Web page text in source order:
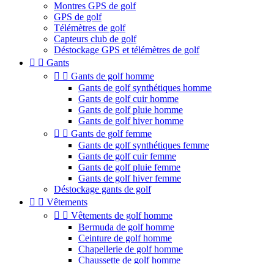
Montres GPS de golf
GPS de golf
Télémètres de golf
Capteurs club de golf
Déstockage GPS et télémètres de golf
  Gants
  Gants de golf homme
Gants de golf synthétiques homme
Gants de golf cuir homme
Gants de golf pluie homme
Gants de golf hiver homme
  Gants de golf femme
Gants de golf synthétiques femme
Gants de golf cuir femme
Gants de golf pluie femme
Gants de golf hiver femme
Déstockage gants de golf
  Vêtements
  Vêtements de golf homme
Bermuda de golf homme
Ceinture de golf homme
Chapellerie de golf homme
Chaussette de golf homme